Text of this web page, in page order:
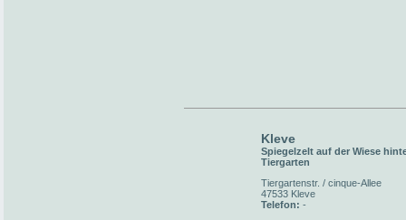
Kleve
Spiegelzelt auf der Wiese
Tiergarten
Tiergartenstr. / cinque-Allee
47533 Kleve
Telefon: -